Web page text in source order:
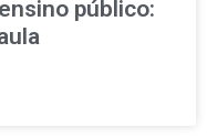
público: